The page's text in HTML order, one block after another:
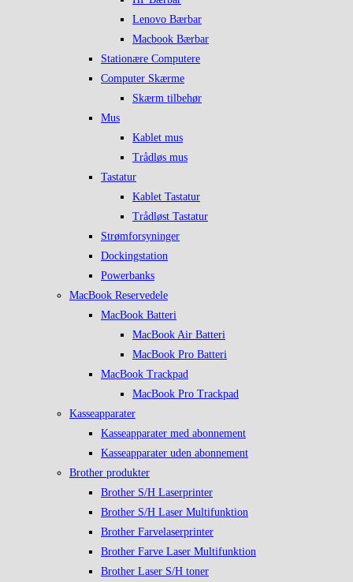
Lenovo Bærbar
Macbook Bærbar
Stationære Computere
Computer Skærme
Skærm tilbehør
Mus
Kablet mus
Trådløs mus
Tastatur
Kablet Tastatur
Trådløst Tastatur
Strømforsyninger
Dockingstation
Powerbanks
MacBook Reservedele
MacBook Batteri
MacBook Air Batteri
MacBook Pro Batteri
MacBook Trackpad
MacBook Pro Trackpad
Kasseapparater
Kasseapparater med abonnement
Kasseapparater uden abonnement
Brother produkter
Brother S/H Laserprinter
Brother S/H Laser Multifunktion
Brother Farvelaserprinter
Brother Farve Laser Multifunktion
Brother Laser S/H toner